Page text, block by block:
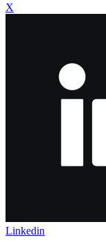
X
Linkedin